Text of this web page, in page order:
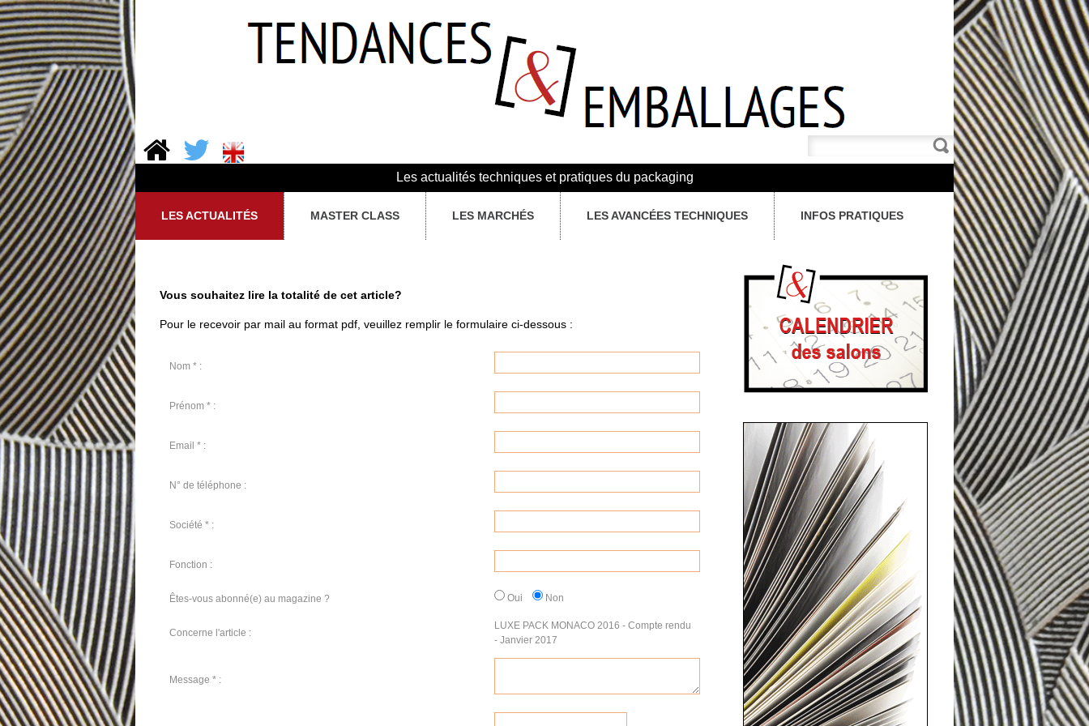
Les actualités techniques et pratiques du packaging
LES ACTUALITÉS MASTER CLASS LES MARCHÉS LES AVANCÉES TECHNIQUES INFOS PRATIQUES
Vous souhaitez lire la totalité de cet article?
Pour le recevoir par mail au format pdf, veuillez remplir le formulaire ci-dessous :
Nom * :
Prénom * :
Email * :
N° de téléphone :
Société * :
Fonction :
Êtes-vous abonné(e) au magazine ? Oui Non
Concerne l'article :
LUXE PACK MONACO 2016 - Compte rendu
- Janvier 2017
Message * :